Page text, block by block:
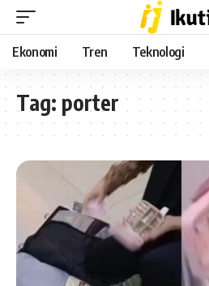
Ekonomi Tren Teknologi
Tag: porter